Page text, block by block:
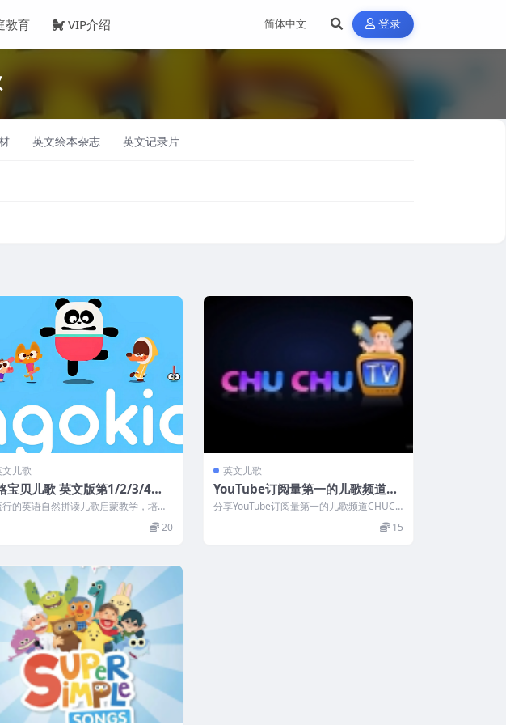
教育 VIP介绍 登录
英文绘本杂志 英文记录片
文儿歌
宝贝儿歌 英文版第1/2/3/4季
集(MP4视频)
的英语自然拼读儿歌启蒙教学，培养
对英语的兴趣，掌握纯正的英语发音，
20
英文儿歌
YouTube订阅量第一的儿歌频道C
HUCHU TV（271集MP4视频）
分享YouTube订阅量第一的儿歌频道CHUCH
15